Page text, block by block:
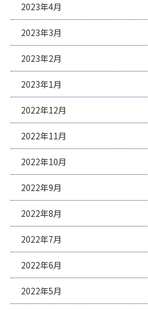
2023年4月
2023年3月
2023年2月
2023年1月
2022年12月
2022年11月
2022年10月
2022年9月
2022年8月
2022年7月
2022年6月
2022年5月